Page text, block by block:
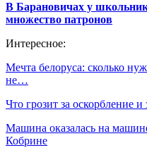
В Барановичах у
множество патронов
Интересное:
Мечта белоруса: сколько
не…
Что грозит за оскорбление
Машина оказалась на
Кобрине